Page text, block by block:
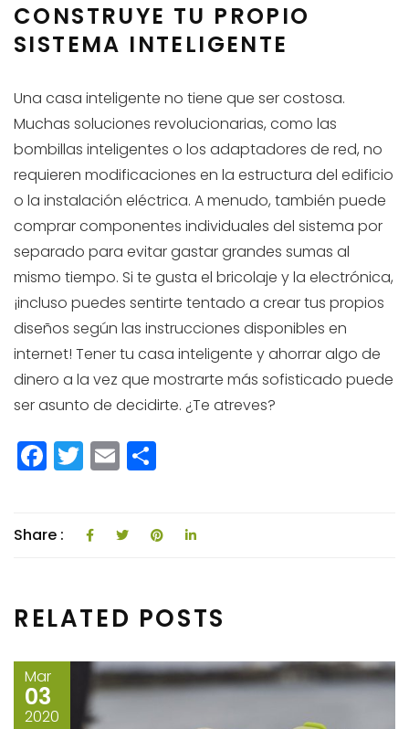
CONSTRUYE TU PROPIO
SISTEMA INTELIGENTE
Una casa inteligente no tiene que ser costosa.
Muchas soluciones revolucionarias, como las
bombillas inteligentes o los adaptadores de red, no
requieren modificaciones en la estructura del edificio
o la instalación eléctrica. A menudo, también puede
comprar componentes individuales del sistema por
separado para evitar gastar grandes sumas al
mismo tiempo. Si te gusta el bricolaje y la electrónica,
¡incluso puedes sentirte tentado a crear tus propios
diseños según las instrucciones disponibles en
internet! Tener tu casa inteligente y ahorrar algo de
dinero a la vez que mostrarte más sofisticado puede
ser asunto de decidirte. ¿Te atreves?
F
a
e
o
o
k
T
w
e
E
m
l p
rti
r
Share :
RELATED POSTS
Mar
03
2020